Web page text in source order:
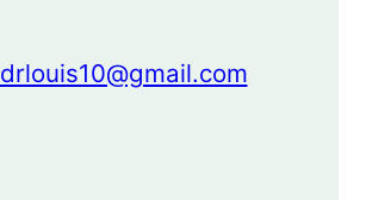
drlouis10@gmail.com